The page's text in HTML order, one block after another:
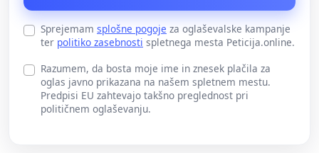
Sprejemam splošne pogoje za oglaševalske kampanje
ter politiko zasebnosti spletnega mesta Peticija.online.
Razumem, da bosta moje ime in znesek plačila za
oglas javno prikazana na našem spletnem mestu.
Predpisi EU zahtevajo takšno preglednost pri
političnem oglaševanju.